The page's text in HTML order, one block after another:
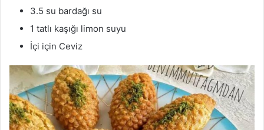
3.5 su bardağı su
1 tatlı kaşığı limon suyu
İçi için Ceviz